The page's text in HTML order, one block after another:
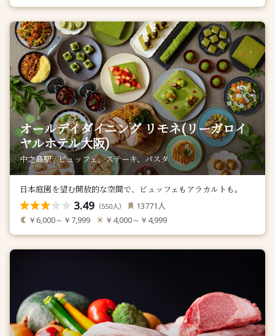
オールデイダイニング リモネ(リーガロイ
ヤルホテル大阪)
中之島駅 / ビュッフェ、ステーキ、パスタ
日本庭園を望む開放的な空間で、ビュッフェもアラカルトも。
3.49 （550人） 13771 人
￥6,000～￥7,999 ￥4,000～￥4,999